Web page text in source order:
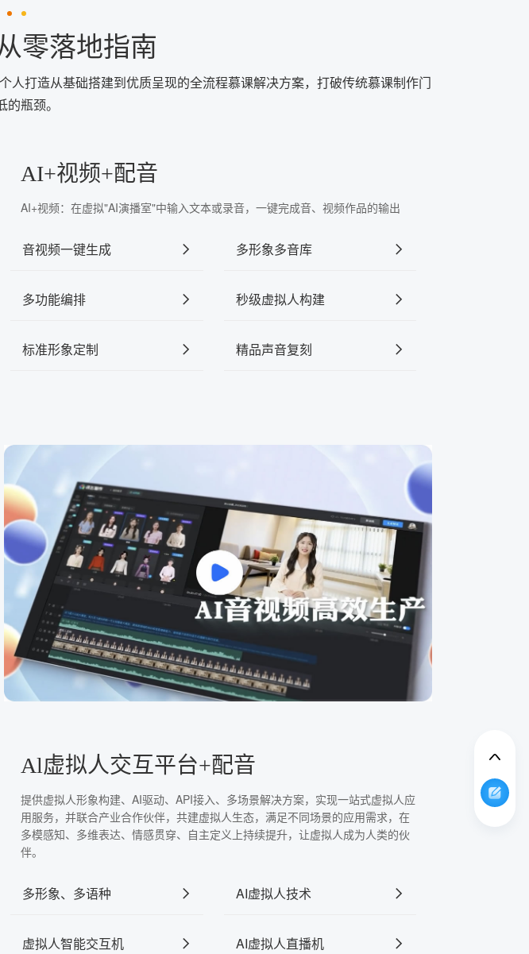
零落地指南
人打造从基础搭建到优质呈现的全流程慕课解决方案，打破传统慕课制作门
瓶颈。
AI+视频+配音
AI+视频：在虚拟"AI演播室"中输入文本或录音，一键完成音、视频作品的输出
音视频一键生成 多形象多音库
多功能编排 秒级虚拟人构建
标准形象定制 精品声音复刻
Al虚拟人交互平台+配音
提供虚拟人形象构建、AI驱动、API接入、多场景解决方案，实现一站式虚拟人应
用服务，并联合产业合作伙伴，共建虚拟人生态，满足不同场景的应用需求，在
多模感知、多维表达、情感贯穿、自主定义上持续提升，让虚拟人成为人类的伙
伴。
多形象、多语种 AI虚拟人技术
虚拟人智能交互机 AI虚拟人直播机